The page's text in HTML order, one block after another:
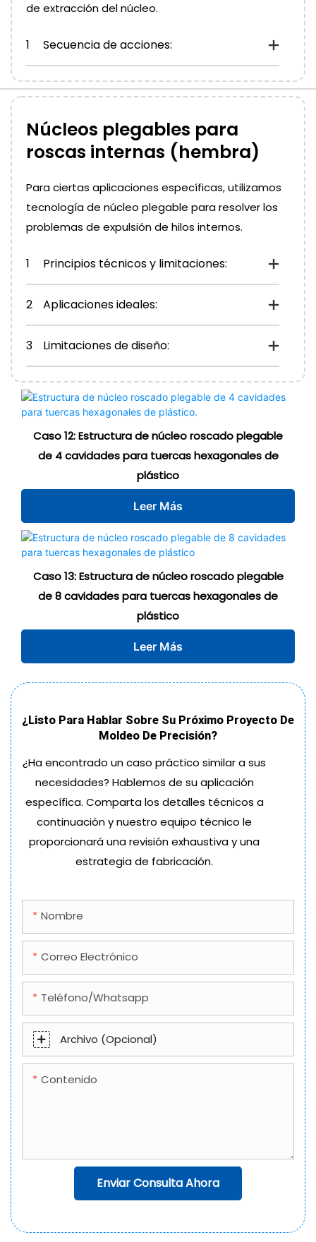
de extracción del núcleo.
1 Secuencia de acciones:
Núcleos plegables para
roscas internas (hembra)
Para ciertas aplicaciones específicas, utilizamos
tecnología de núcleo plegable para resolver los
problemas de expulsión de hilos internos.
1 Principios técnicos y limitaciones:
2 Aplicaciones ideales:
3 Limitaciones de diseño:
Caso 12: Estructura de núcleo roscado plegable
de 4 cavidades para tuercas hexagonales de
plástico
Leer Más
Caso 13: Estructura de núcleo roscado plegable
de 8 cavidades para tuercas hexagonales de
plástico
Leer Más
¿Listo Para Hablar Sobre Su Próximo Proyecto De
Moldeo De Precisión?
¿Ha encontrado un caso práctico similar a sus
necesidades? Hablemos de su aplicación
específica. Comparta los detalles técnicos a
continuación y nuestro equipo técnico le
proporcionará una revisión exhaustiva y una
estrategia de fabricación.
Nombre
Correo Electrónico
Teléfono/whatsapp
Archivo (opcional)
Contenido
Enviar Consulta Ahora